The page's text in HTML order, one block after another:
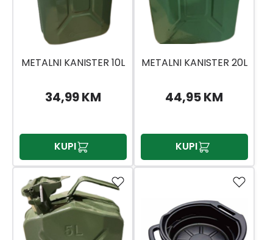
METALNI KANISTER 10L
34,99 KM
KUPI
METALNI KANISTER 20L
44,95 KM
KUPI